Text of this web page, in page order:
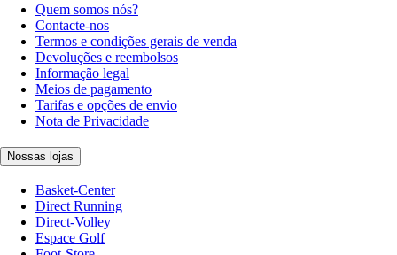
Quem somos nós?
Contacte-nos
Termos e condições gerais de venda
Devoluções e reembolsos
Informação legal
Meios de pagamento
Tarifas e opções de envio
Nota de Privacidade
Nossas lojas
Basket-Center
Direct Running
Direct-Volley
Espace Golf